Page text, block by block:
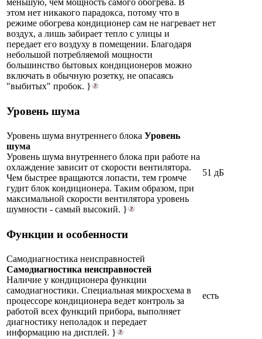
этом нет никакого парадокса, потому что в
режиме обогрева кондиционер сам не нагревает
воздух, а лишь забирает тепло с улицы и
передает его воздуху в помещении. Благодаря
небольшой потребляемой мощности
большинство бытовых кондиционеров можно
включать в обычную розетку, не опасаясь
"выбитых" пробок. }
нет
Уровень шума
Уровень шума внутреннего блока Уровень
шума
Уровень шума внутреннего блока при работе на
охлаждение зависит от скорости вентилятора.
Чем быстрее вращаются лопасти, тем громче
гудит блок кондиционера. Таким образом, при
максимальной скорости вентилятора уровень
шумности - самый высокий. }
51 дБ
Функции и особенности
Самодиагностика неисправностей
Самодиагностика неисправностей
Наличие у кондиционера функции
самодиагностики. Специальная микросхема в
процессоре кондиционера ведет контроль за
работой всех функций прибора, выполняет
диагностику неполадок и передает
информацию на дисплей. }
есть